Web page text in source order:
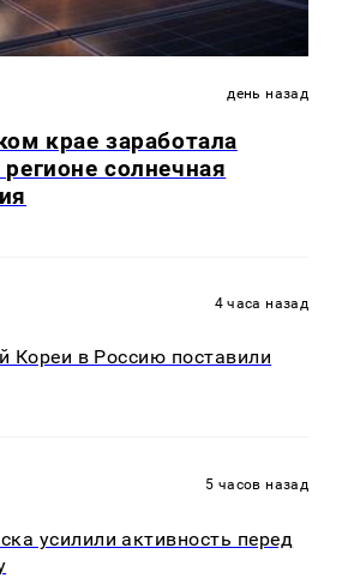
день назад
крае заработала
солнечная
4 часа назад
Кореи в Россию поставили
5 часов назад
усилили активность перед